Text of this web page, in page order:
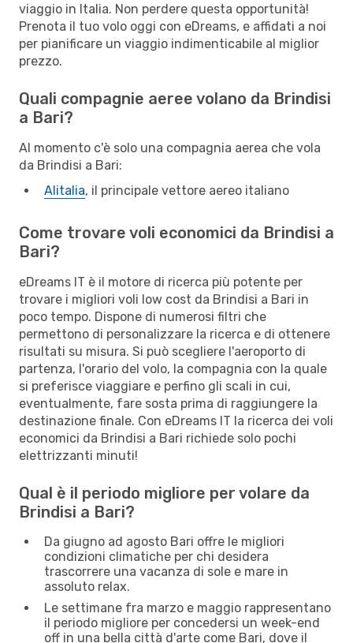
viaggio in Italia. Non perdere questa opportunità!
Prenota il tuo volo oggi con eDreams, e affidati a noi
per pianificare un viaggio indimenticabile al miglior
prezzo.
Quali compagnie aeree volano da Brindisi
a Bari?
Al momento c'è solo una compagnia aerea che vola
da Brindisi a Bari:
Alitalia, il principale vettore aereo italiano
Come trovare voli economici da Brindisi a
Bari?
eDreams IT è il motore di ricerca più potente per
trovare i migliori voli low cost da Brindisi a Bari in
poco tempo. Dispone di numerosi filtri che
permettono di personalizzare la ricerca e di ottenere
risultati su misura. Si può scegliere l'aeroporto di
partenza, l'orario del volo, la compagnia con la quale
si preferisce viaggiare e perfino gli scali in cui,
eventualmente, fare sosta prima di raggiungere la
destinazione finale. Con eDreams IT la ricerca dei voli
economici da Brindisi a Bari richiede solo pochi
elettrizzanti minuti!
Qual è il periodo migliore per volare da
Brindisi a Bari?
Da giugno ad agosto Bari offre le migliori
condizioni climatiche per chi desidera
trascorrere una vacanza di sole e mare in
assoluto relax.
Le settimane fra marzo e maggio rappresentano
il periodo migliore per concedersi un week-end
off in una bella città d'arte come Bari, dove il